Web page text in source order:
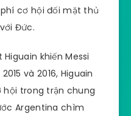
cơ hội đối mặt thủ
Đức.
khiến Messi
và 2016, Higuain
hội trong trận chung
Argentina chìm